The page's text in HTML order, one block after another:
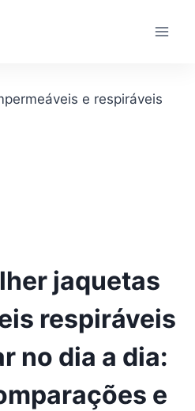
jaquetas
respiráveis
no dia a dia:
e